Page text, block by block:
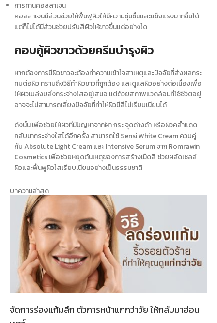
การทานคอลลาเจน
คอลลาเจนมีส่วนช่วยให้ฟื้นฟูผิวให้มีความชุ่มชื้นและแข็งแรงมากขึ้นได้
แต่ก็ไม่ได้มีส่วนช่วยปรับสีผิวให้ขาวขึ้นแต่อย่างใด
กอบกู้ผิวขาวด้วยครีมบำรุงผิว
หากต้องการมีผิวขาวจะต้องทำความเข้าใจสาเหตุและปัจจัยที่ส่งผลกระ
ทบต่อผิว ทราบถึงวิธีทำผิวขาวที่ถูกต้อง และดูแลผิวอย่างต่อเนื่องเพื่อ
ให้ผิวเปล่งปลั่งกระจ่างใสอยู่เสมอ แต่ด้วยสภาพแวดล้อมที่ใช้ชีวิตอยู่
อาจจะไม่สามารถเลี่ยงปัจจัยที่ทำให้ผิวมีสีไม่เรียบเนียนได้
ดังนั้น เพื่อช่วยให้ผิวที่มีปัญหาจากฝ้า กระ จุดด่างดำ หรือผิวคล้ำแดด
กลับมากระจ่างใสได้อีกครั้ง สามารถใช้ Sensi White Cream ควบคู่
กับ Absolute Light Cream และ Intensive Serum จาก Romrawin
Cosmetics เพื่อช่วยหยุดต้นเหตุของการสร้างเม็ดสี ช่วยผลัดเซลล์
ผิวและฟื้นฟูผิวใสเรียบเนียนอย่างเป็นธรรมชาติ
บทความล่าสุด
จัดการร่องแก้มลึก ตัวการหน้าแก่กว่าวัย ให้กลับมาอ่อน